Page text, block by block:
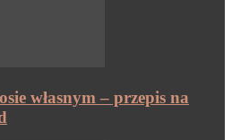
własnym – przepis na